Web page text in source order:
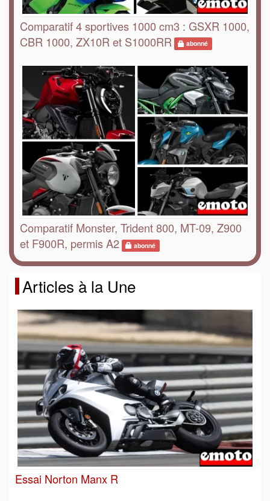
Comparatif 4 sportives 1000 cm3 : GSXR 1000,
CBR 1000, ZX10R et S1000RR
abonné
Comparatif Monster, Trident 800, MT-09, Z900
et F900R, permis A2
abonné
Articles à la Une
Essai Norton Manx R